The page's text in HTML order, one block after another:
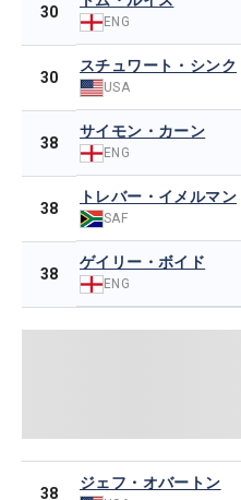
30
ENG
30
スチュワート・シンク
USA
38
サイモン・カーン
ENG
38
トレバー・イメルマン
SAF
38
ゲイリー・ボイド
ENG
38
ジェフ・オバートン